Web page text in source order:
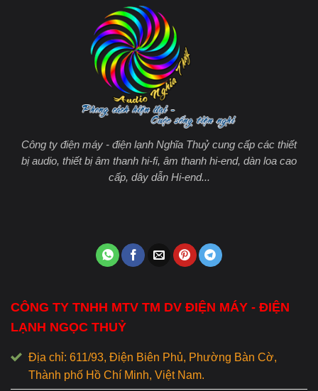
Công ty điện máy - điện lạnh Nghĩa Thuỷ cung cấp các thiết
bị audio, thiết bị âm thanh hi-fi, âm thanh hi-end, dàn loa cao
cấp, dây dẫn Hi-end...
CÔNG TY TNHH MTV TM DV ĐIỆN MÁY - ĐIỆN
LẠNH NGỌC THUỶ
Địa chỉ: 611/93, Điện Biên Phủ, Phường Bàn Cờ,
Thành phố Hồ Chí Minh, Việt Nam.